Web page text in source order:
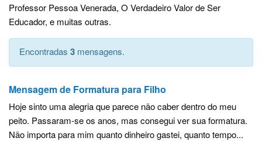
Professor Pessoa Venerada, O Verdadeiro Valor de Ser
Educador, e muitas outras.
Encontradas 3 mensagens.
Mensagem de Formatura para Filho
Hoje sinto uma alegria que parece não caber dentro do meu
peito. Passaram-se os anos, mas consegui ver sua formatura.
Não importa para mim quanto dinheiro gastei, quanto tempo...